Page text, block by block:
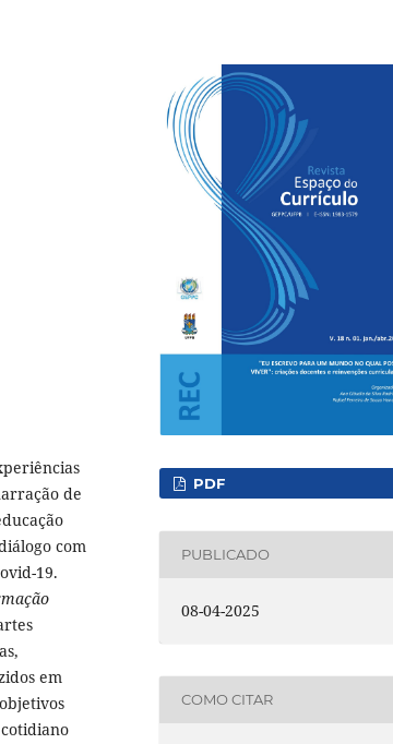
de
com
19.
em
PDF
PUBLICADO
08-04-2025
COMO CITAR